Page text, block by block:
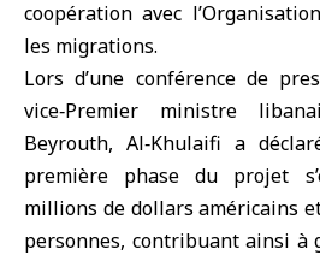
coopération avec
les migrations.
Lors d’une conférence de
vice‑Premier ministre
Beyrouth, Al‑Khulaifi a
première phase du projet
millions de dollars américains
personnes, contribuant ainsi